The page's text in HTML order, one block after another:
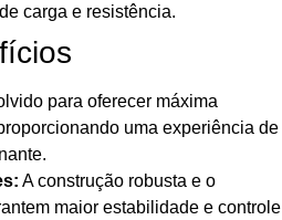
carga e resistência.
para oferecer máxima
uma experiência de
A construção robusta e o
maior estabilidade e controle